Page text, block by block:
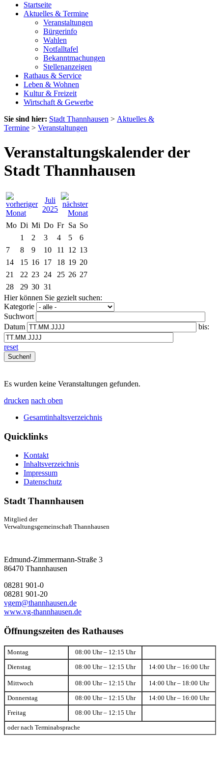
Startseite
Aktuelles & Termine
Veranstaltungen
Bürgerinfo
Wahlen
Notfalltafel
Bekanntmachungen
Stellenanzeigen
Rathaus & Service
Leben & Wohnen
Kultur & Freizeit
Wirtschaft & Gewerbe
Sie sind hier: Stadt Thannhausen > Aktuelles &
Termine > Veranstaltungen
Veranstaltungskalender der
Stadt Thannhausen
Juli
2025
Mo Di Mi Do Fr Sa So
1
2 3 4 5
6
7
8 9 10 11 12 13
14
15 16 17 18 19 20
21
22 23 24 25 26 27
28
29 30 31
Hier können Sie gezielt suchen:
Kategorie
Suchwort
Datum
bis:
reset
Es wurden keine Veranstaltungen gefunden.
drucken nach oben
Gesamtinhaltsverzeichnis
Quicklinks
Kontakt
Inhaltsverzeichnis
Impressum
Datenschutz
Stadt Thannhausen
Mitglied der
Verwaltungsgemeinschaft Thannhausen
Edmund-Zimmermann-Straße 3
86470 Thannhausen
08281 901-0
08281 901-20
vgem@thannhausen.de
www.vg-thannhausen.de
Öffnungszeiten des Rathauses
Montag 08:00 Uhr – 12:15 Uhr
Dienstag 08:00 Uhr – 12:15 Uhr 14:00 Uhr – 16:00 Uhr
Mittwoch 08:00 Uhr – 12:15 Uhr 14:00 Uhr – 18:00 Uhr
Donnerstag 08:00 Uhr – 12:15 Uhr 14:00 Uhr – 16:00 Uhr
Freitag 08:00 Uhr – 12:15 Uhr
oder nach Terminabsprache